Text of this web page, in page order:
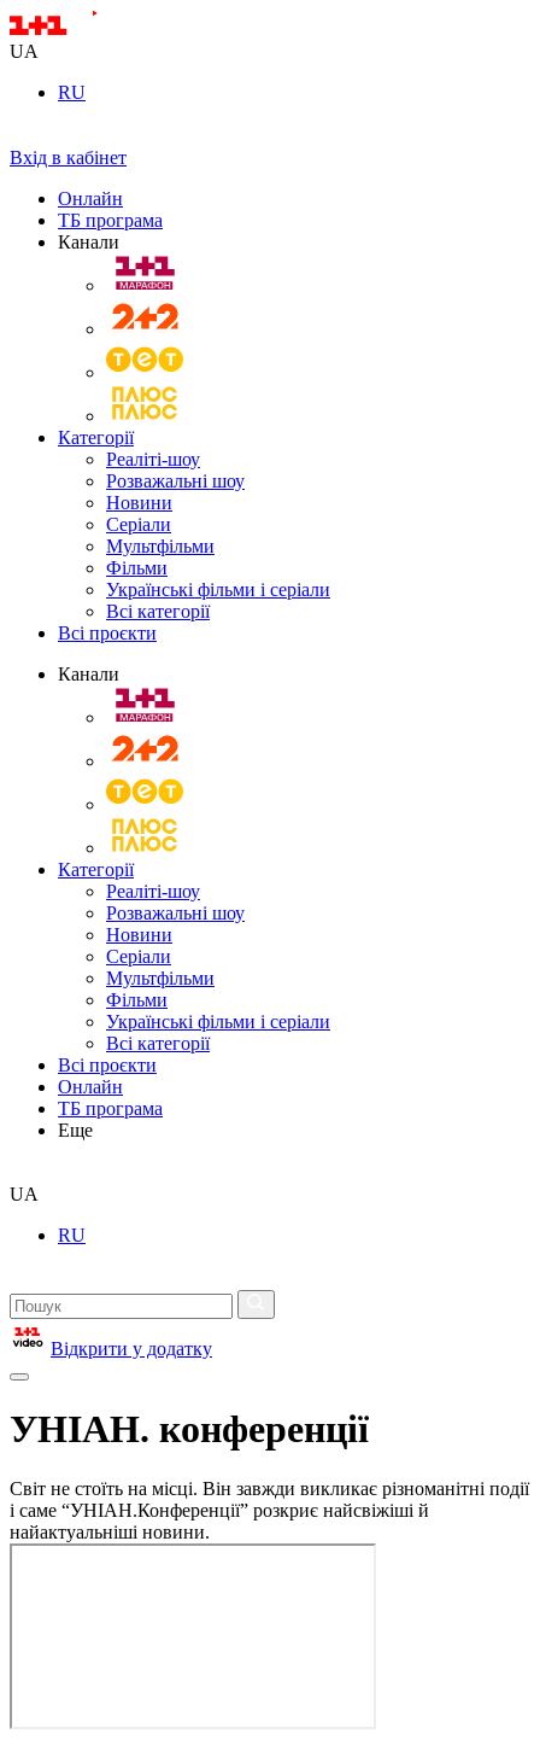
UA
RU
Вхід в кабінет
Онлайн
ТБ програма
Канали
Категорії
Реаліті-шоу
Розважальні шоу
Новини
Серіали
Мультфільми
Фільми
Українські фільми і серіали
Всі категорії
Всі проєкти
Канали
Категорії
Реаліті-шоу
Розважальні шоу
Новини
Серіали
Мультфільми
Фільми
Українські фільми і серіали
Всі категорії
Всі проєкти
Онлайн
ТБ програма
Еще
UA
RU
Відкрити у додатку
УНІАН. конференції
Світ не стоїть на місці. Він завжди викликає різноманітні події
і саме “УНІАН.Конференції” розкриє найсвіжіші й
найактуальніші новини.